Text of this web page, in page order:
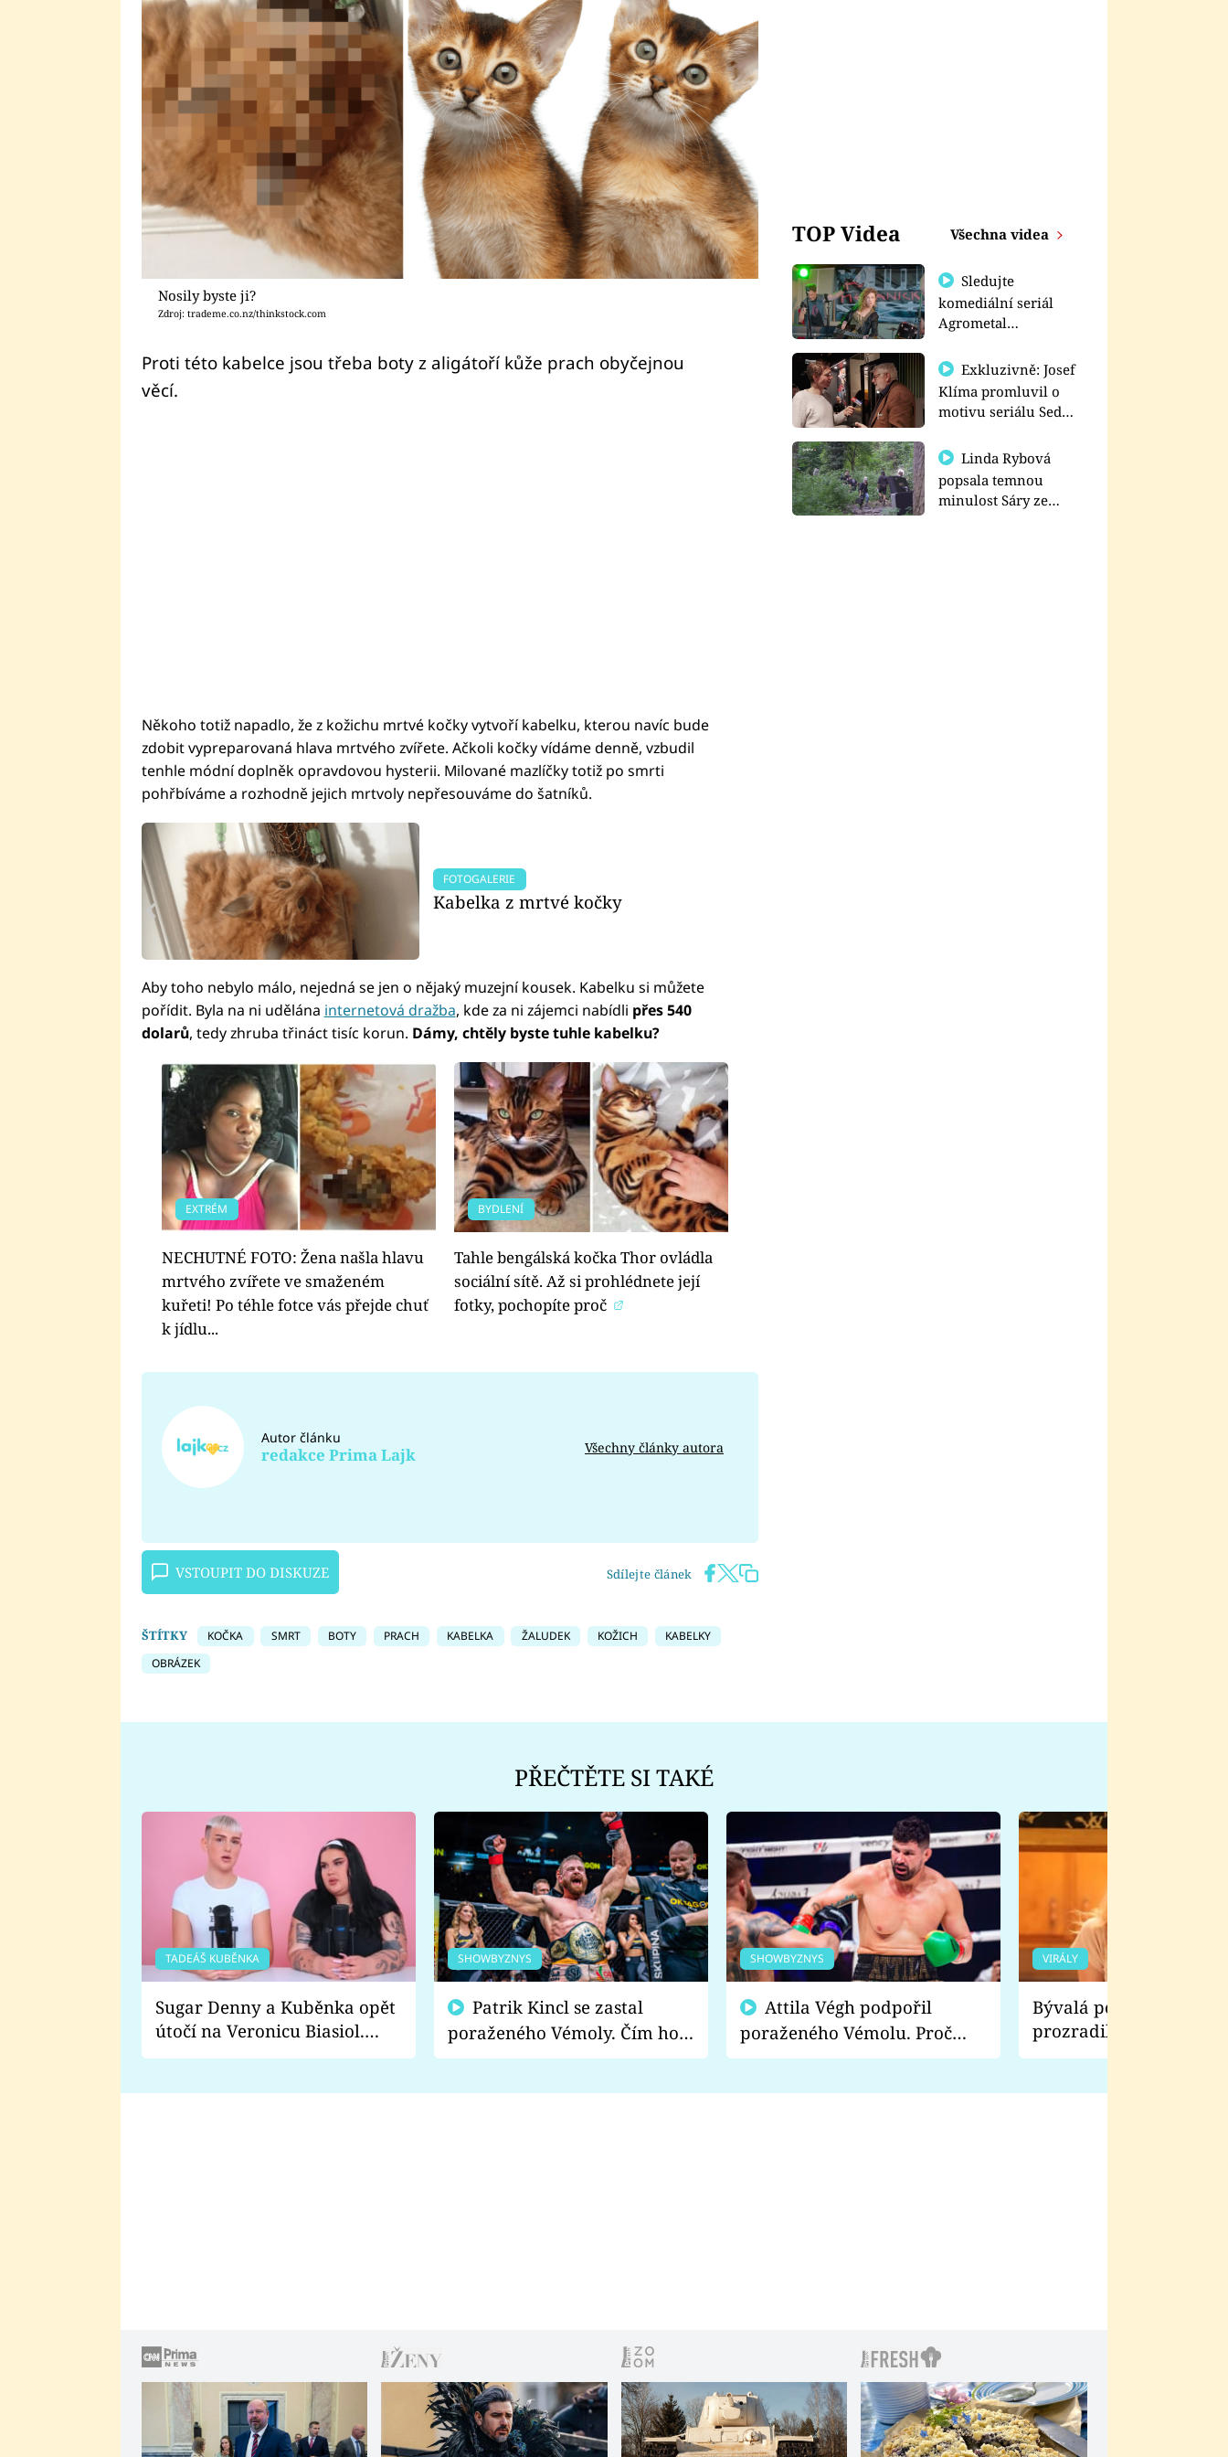
Nosily byste ji?
Zdroj: trademe.co.nz/thinkstock.com
Proti této kabelce jsou třeba boty z aligátoří kůže prach obyčejnou
věcí.
Někoho totiž napadlo, že z kožichu mrtvé kočky vytvoří kabelku, kterou navíc bude
zdobit vypreparovaná hlava mrtvého zvířete. Ačkoli kočky vídáme denně, vzbudil
tenhle módní doplněk opravdovou hysterii. Milované mazlíčky totiž po smrti
pohřbíváme a rozhodně jejich mrtvoly nepřesouváme do šatníků.
FOTOGALERIE
Kabelka z mrtvé kočky
Aby toho nebylo málo, nejedná se jen o nějaký muzejní kousek. Kabelku si můžete
pořídit. Byla na ni udělána internetová dražba, kde za ni zájemci nabídli přes 540
dolarů, tedy zhruba třináct tisíc korun. Dámy, chtěly byste tuhle kabelku?
EXTRÉM
NECHUTNÉ FOTO: Žena našla hlavu
mrtvého zvířete ve smaženém
kuřeti! Po téhle fotce vás přejde chuť
k jídlu...
BYDLENÍ
Tahle bengálská kočka Thor ovládla
sociální sítě. Až si prohlédnete její
fotky, pochopíte proč
Autor článku
redakce Prima Lajk Všechny články autora
VSTOUPIT DO DISKUZE Sdílejte článek
ŠTÍTKY KOČKA SMRT BOTY PRACH KABELKA ŽALUDEK KOŽICH
KABELKY
OBRÁZEK
TOP Videa Všechna videa
Sledujte
komediální seriál
Agrometal
prima+
Exkluzivně: Josef
Klíma promluvil o
motivu seriálu Sedm
Linda Rybová
popsala temnou
minulost Sáry ze
PŘEČTĚTE SI TAKÉ
TADEÁŠ KUBĚNKA
Sugar Denny a Kuběnka opět
útočí na Veronicu Biasiol.
Proč je podle nich falešná a
SHOWBYZNYS
poraženého Vémoly. Čím ho
fanoušci naštvali?
SHOWBYZNYS
poraženého Vémolu. Proč
chce raději zápasit s ním než
VIRÁLY
Bývalá pornoherečka
prozradila, co ji
natáčení Euforie.